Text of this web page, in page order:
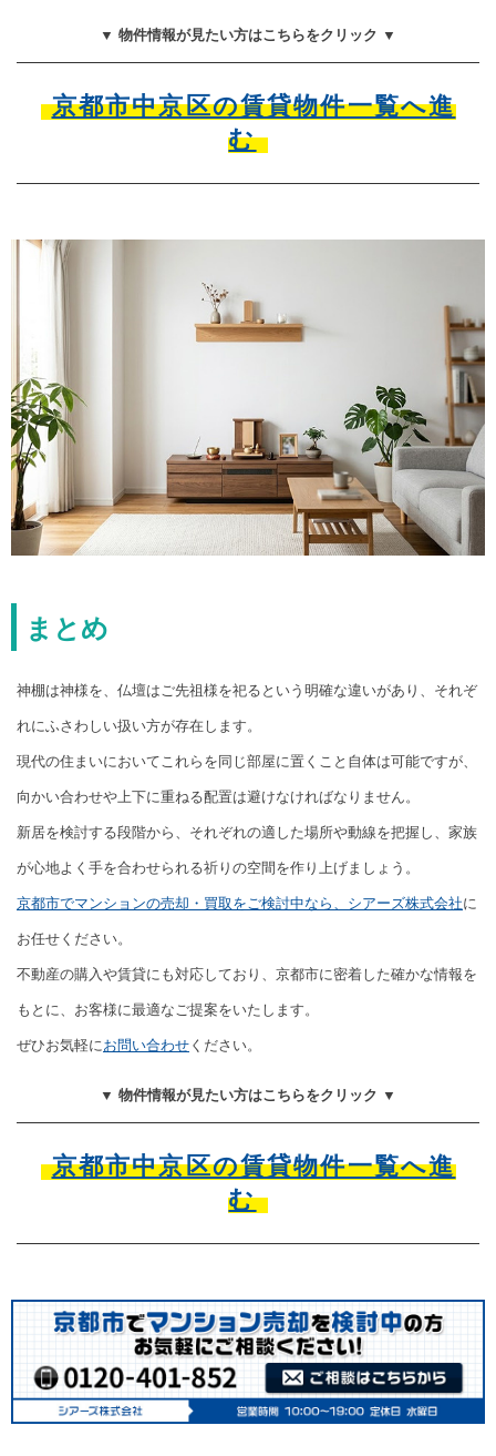
▼ 物件情報が見たい方はこちらをクリック ▼
京都市中京区の賃貸物件一覧へ進
む
まとめ
神棚は神様を、仏壇はご先祖様を祀るという明確な違いがあり、それぞ
れにふさわしい扱い方が存在します。
現代の住まいにおいてこれらを同じ部屋に置くこと自体は可能ですが、
向かい合わせや上下に重ねる配置は避けなければなりません。
新居を検討する段階から、それぞれの適した場所や動線を把握し、家族
が心地よく手を合わせられる祈りの空間を作り上げましょう。
京都市でマンションの売却・買取をご検討中なら、シアーズ株式会社に
お任せください。
不動産の購入や賃貸にも対応しており、京都市に密着した確かな情報を
もとに、お客様に最適なご提案をいたします。
ぜひお気軽にお問い合わせ ください。
▼ 物件情報が見たい方はこちらをクリック ▼
京都市中京区の賃貸物件一覧へ進
む